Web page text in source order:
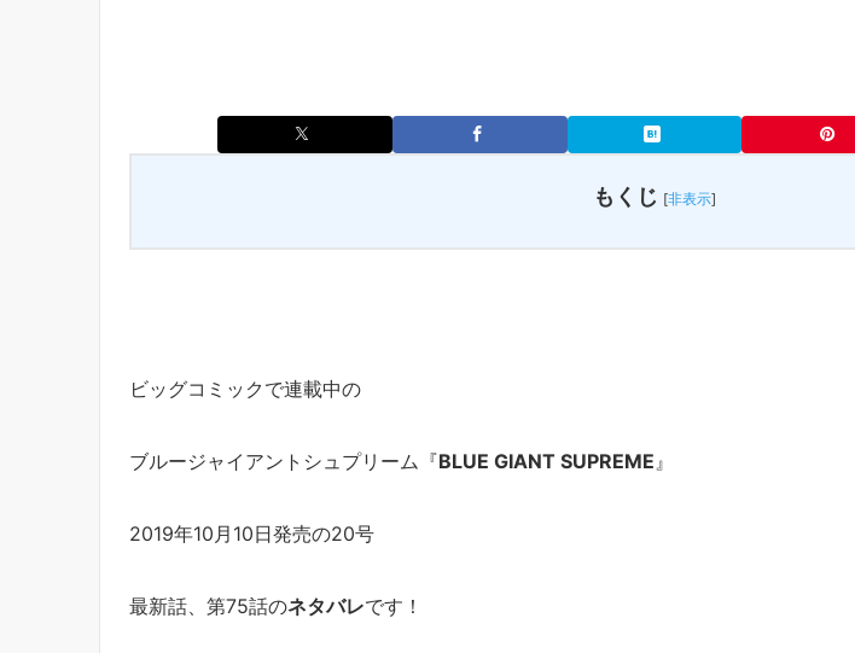
もくじ [非表示]
ビッグコミックで連載中の
ブルージャイアントシュプリーム『BLUE GIANT SUPREME 』
2019年10月10日発売の20号
最新話、第75話のネタバレです！